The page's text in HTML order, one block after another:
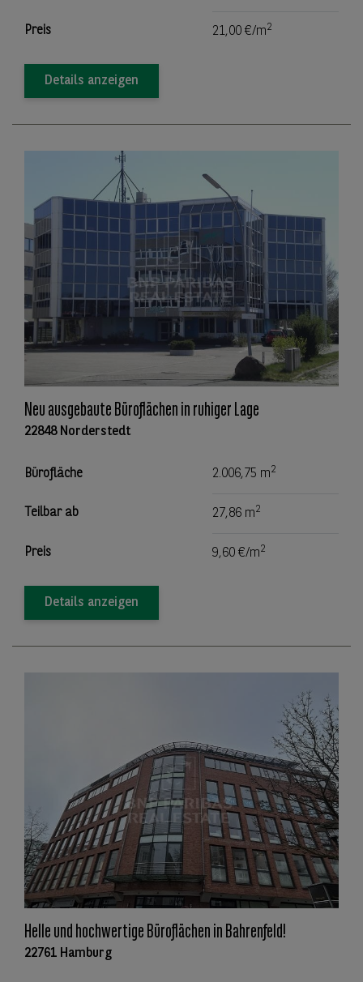
Preis 21,00 €/m2
Details anzeigen
Neu ausgebaute Büroflächen in ruhiger Lage
22848 Norderstedt
Bürofläche 2.006,75 m2
Teilbar ab 27,86 m2
Preis 9,60 €/m2
Details anzeigen
Helle und hochwertige Büroflächen in Bahrenfeld!
22761 Hamburg